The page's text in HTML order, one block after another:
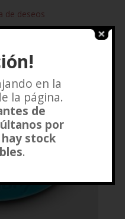
de deseos
en la
la página.
de
por
stock
.